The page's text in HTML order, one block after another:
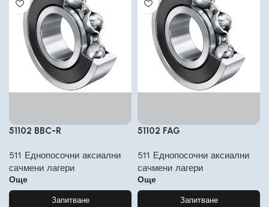
51102 BBC-R
511 Еднопосочни аксиални
сачмени лагери
Още
Запитване
51102 FAG
511 Еднопосочни аксиални
сачмени лагери
Още
Запитване